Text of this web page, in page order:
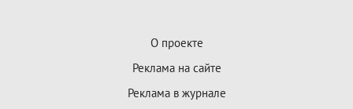
О проекте
Реклама на сайте
Реклама в журнале